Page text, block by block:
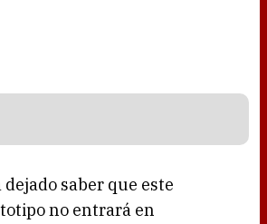
saber que este
no entrará en